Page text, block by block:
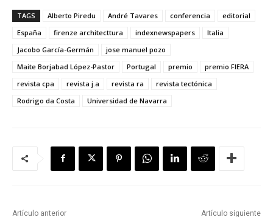
TAGS Alberto Piredu André Tavares conferencia
editorial
España
firenze architecttura indexnewspapers
Italia
Jacobo García-Germán
jose manuel pozo
Maite Borjabad López-Pastor
Portugal premio
premio FIERA
revista cpa
revista j.a revista ra
revista tectónica
Rodrigo da Costa
Universidad de Navarra
Artículo anterior Artículo siguiente